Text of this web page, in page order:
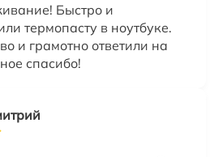
Быстро и
термопасту в ноутбуке.
и грамотно ответили на
спасибо!